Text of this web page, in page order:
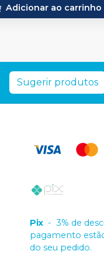
Adicionar ao carrinho
Sugerir produtos
Pix - 3% de
pagamento
do seu pedido.